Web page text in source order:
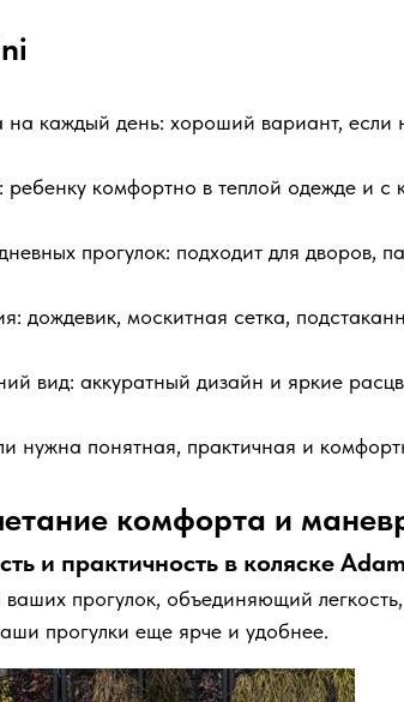
каждый день: хороший вариант,
комфортно в теплой одежде и с
прогулок: подходит для дворов,
дождевик, москитная сетка,
вид: аккуратный дизайн и яркие
понятная, практичная и
комфорта и
и практичность в коляске
прогулок, объединяющий
прогулки еще ярче и удобнее.